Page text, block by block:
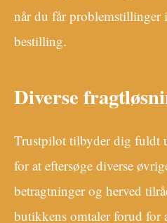
når du får problemstillinger
bestilling.
Diverse
Trustpilot tilbyder dig fuldt
for at eftersøge diverse
betragtninger og herved
butikkens omtaler forud for